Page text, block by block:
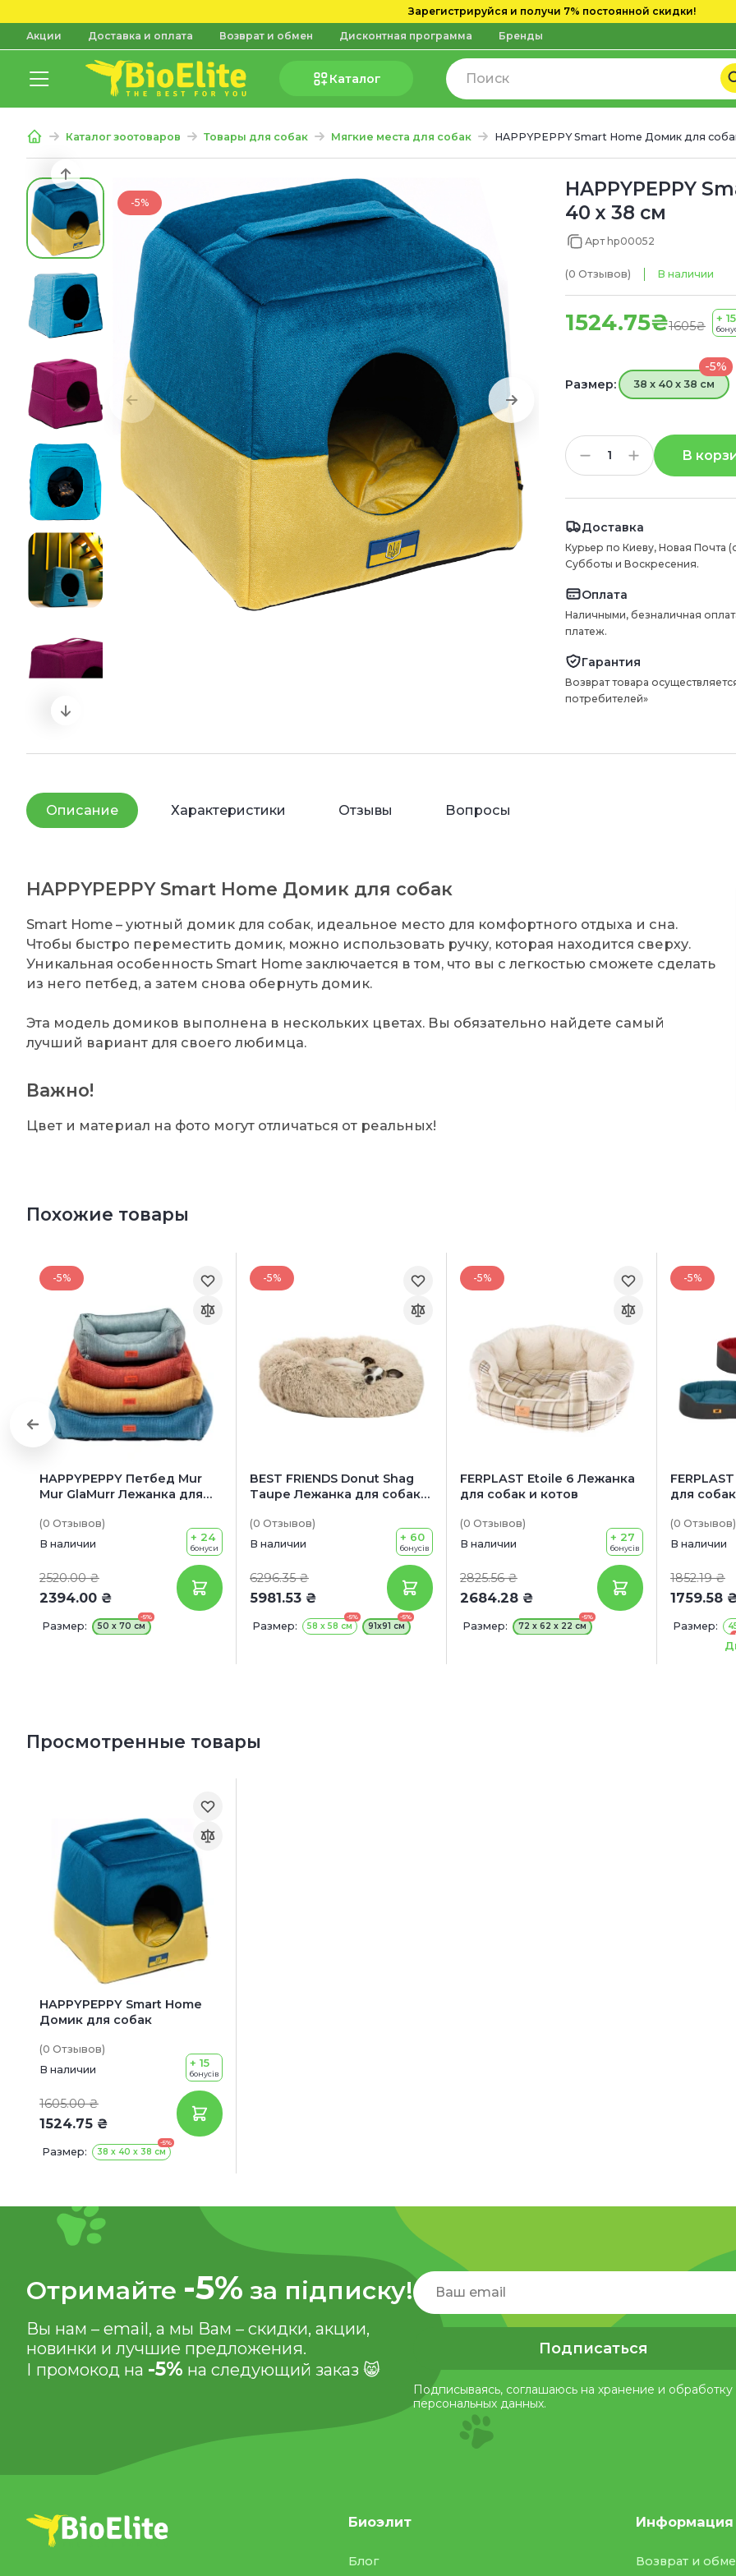
Зарегистрируйся и получи 7% постоянной скидки!
Акции Доставка и оплата Возврат и обмен Дисконтная программа Бренды
Каталог
Каталог зоотоваров Товары для собак Мягкие места для собак HAPPYPEPPY Smart Home Домик для
-5%
HAPPYPEPPY
40 х 38 см
Арт hp00052
(0 Отзывов) В наличии
1524.75₴1605₴
+ 15
Размер:
-5%
38 х 40 х 38 см
В
Доставка
Курьер по Киеву, Новая Почта
Субботы и Воскресения.
Оплата
Наличными, безналичная
платеж.
Гарантия
Возврат товара
потребителей»
Описание Характеристики Отзывы Вопросы
HAPPYPEPPY Smart Home Домик для собак
Smart Home – уютный домик для собак, идеальное место для комфортного отдыха и сна.
Чтобы быстро переместить домик, можно использовать ручку, которая находится сверху.
Уникальная особенность Smart Home заключается в том, что вы с легкостью сможете сделать
из него петбед, а затем снова обернуть домик.
Эта модель домиков выполнена в нескольких цветах. Вы обязательно найдете самый
лучший вариант для своего любимца.
Важно!
Цвет и материал на фото могут отличаться от реальных!
Похожие товары
-5%
HAPPYPEPPY Петбед Mur
Mur GlaMurr Лежанка для
(0 Отзывов)
В наличии
2520.00 ₴
2394.00 ₴
+ 24
бонуси
Размер:
-5%
50 х 70 см
-5%
BEST FRIENDS Donut Shag
Taupe Лежанка для собак
(0 Отзывов)
В наличии
6296.35 ₴
5981.53 ₴
+ 60
бонусів
Размер:
-5%
58 х 58 см
-5%
91х91 см
-5%
FERPLAST Etoile 6 Лежанка
для собак и котов
(0 Отзывов)
В наличии
2825.56 ₴
2684.28 ₴
+ 27
бонусів
Размер:
-5%
72 x 62 x 22 см
-5%
для
(0 Отзывов)
В наличии
1852.19 ₴
1759.58
Размер:
-
55 x 41 x 15
Просмотренные товары
HAPPYPEPPY Smart Home
Домик для собак
(0 Отзывов)
В наличии
1605.00 ₴
1524.75 ₴
+ 15
бонусів
Размер:
-5%
38 х 40 х 38 см
Отримайте -5% за підписку!
Вы нам – email, а мы Вам – скидки, акции,
новинки и лучшие предложения.
І промокод на -5% на следующий заказ 😸
Подписаться
Подписываясь, соглашаюсь на хранение и обработку
персональных данных.
Биоэлит
Блог
Информация
Возврат и